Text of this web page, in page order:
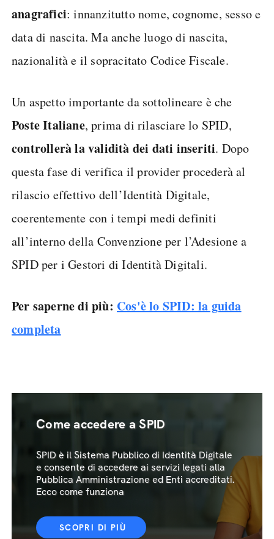
anagrafici: innanzitutto nome, cognome, sesso e
data di nascita. Ma anche luogo di nascita,
nazionalità e il sopracitato Codice Fiscale.
Un aspetto importante da sottolineare è che
Poste Italiane, prima di rilasciare lo SPID,
controllerà la validità dei dati inseriti. Dopo
questa fase di verifica il provider procederà al
rilascio effettivo dell’Identità Digitale,
coerentemente con i tempi medi definiti
all’interno della Convenzione per l’Adesione a
SPID per i Gestori di Identità Digitali.
Per saperne di più: Cos'è lo SPID: la guida
completa
Come accedere a SPID
SPID è il Sistema Pubblico di Identità Digitale
e consente di accedere ai servizi legati alla
Pubblica Amministrazione ed Enti accreditati.
Ecco come funziona
SCOPRI DI PIÙ